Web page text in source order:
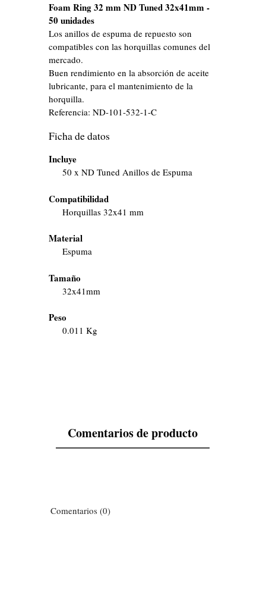
Foam Ring 32 mm ND Tuned 32x41mm -
50 unidades
Los anillos de espuma de repuesto son
compatibles con las horquillas comunes del
mercado.
Buen rendimiento en la absorción de aceite
lubricante, para el mantenimiento de la
horquilla.
Referencia:ND-101-532-1-C
Ficha de datos
Incluye
50 x ND Tuned Anillos de Espuma
Compatibilidad
Horquillas 32x41 mm
Material
Espuma
Tamaño
32x41mm
Peso
0.011 Kg
Comentarios de producto
Comentarios (0)